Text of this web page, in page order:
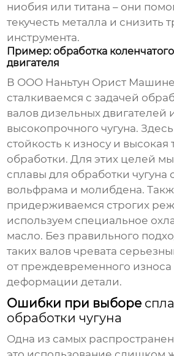
ниобия или титана – они
текучесть металла и снизить
инструмента.
Пример: обработка
двигателя
В ООО Наньтун Орист
сталкиваемся с задачей
валов дизельных двигателей
высокопрочного чугуна.
стойкость к износу и высокая
обработки. Для этих целей
сплавы для обработки чугуна
вольфрама и молибдена.
придерживаемся строгих
используем специальное
масло. Без правильного
таких валов чревата
от преждевременного износа
деформации детали.
Ошибки при выборе
обработки чугуна
Одна из самых